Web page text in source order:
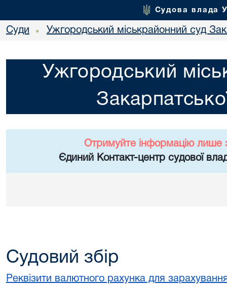
Судова влада
Суди • Ужгородський міськрайонний суд
Ужгородський
Отримуйте інформацію лише
Єдиний Контакт-центр судової
Судовий збір
Реквізити валютного рахунка для